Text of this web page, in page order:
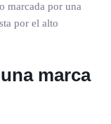
marcada por una
por el alto
marca